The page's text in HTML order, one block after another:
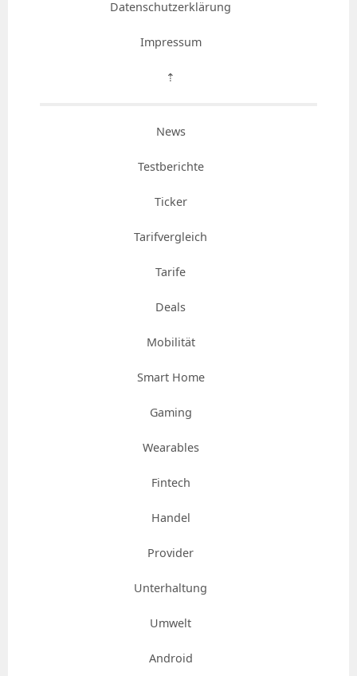
Datenschutzerklärung
Impressum
⇡
News
Testberichte
Ticker
Tarifvergleich
Tarife
Deals
Mobilität
Smart Home
Gaming
Wearables
Fintech
Handel
Provider
Unterhaltung
Umwelt
Android